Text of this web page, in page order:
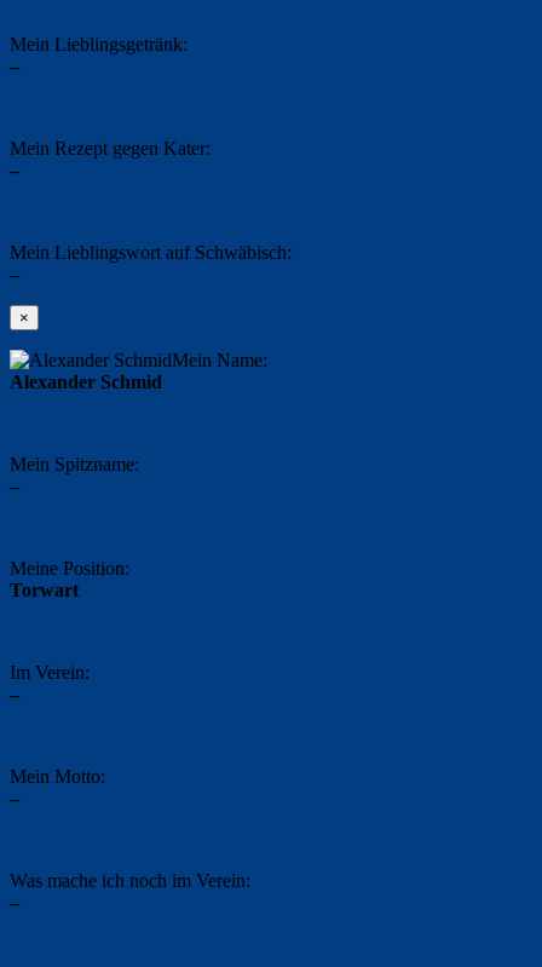
Mein Lieblingsgetränk:
–
Mein Rezept gegen Kater:
–
Mein Lieblingswort auf Schwäbisch:
–
×
Mein Name:
Alexander Schmid
Mein Spitzname:
–
Meine Position:
Torwart
Im Verein:
–
Mein Motto:
–
Was mache ich noch im Verein:
–